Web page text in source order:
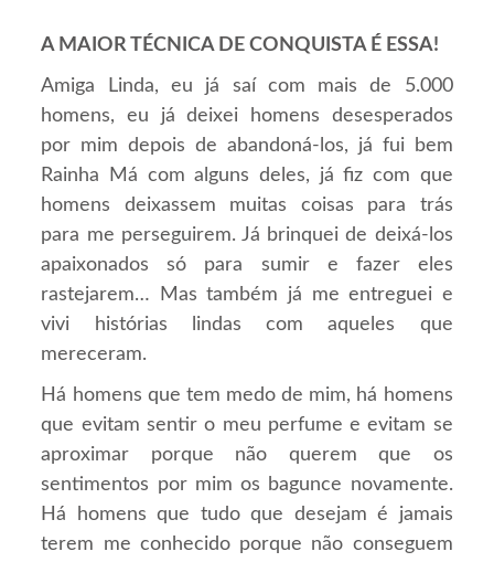
A MAIOR TÉCNICA DE CONQUISTA É ESSA!
Amiga Linda, eu já saí com mais de 5.000
homens, eu já deixei homens desesperados
por mim depois de abandoná-los, já fui bem
Rainha Má com alguns deles, já fiz com que
homens deixassem muitas coisas para trás
para me perseguirem. Já brinquei de deixá-los
apaixonados só para sumir e fazer eles
rastejarem… Mas também já me entreguei e
vivi histórias lindas com aqueles que
mereceram.
Há homens que tem medo de mim, há homens
que evitam sentir o meu perfume e evitam se
aproximar porque não querem que os
sentimentos por mim os bagunce novamente.
Há homens que tudo que desejam é jamais
terem me conhecido porque não conseguem